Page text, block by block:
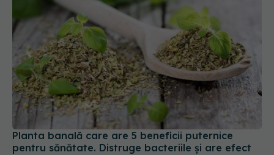
Planta banală care are 5 beneficii puternice
pentru sănătate. Distruge bacteriile și are efect
anticancer